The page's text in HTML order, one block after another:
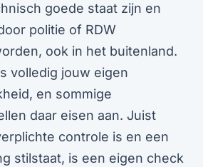
goede staat zijn en
politie of RDW
ook in het buitenland.
volledig jouw eigen
en sommige
daar eisen aan. Juist
controle is en een
stilstaat, is een eigen check